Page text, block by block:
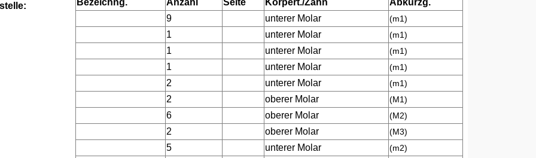
Bezeichng.
Anzahl Seite Körpert./Zahn
Abkürzg.
9
unterer Molar (m1)
1 unterer Molar (m1)
1 unterer Molar (m1)
1 unterer Molar (m1)
2 unterer Molar (m1)
2 oberer Molar (M1)
6 oberer Molar (M2)
2 oberer Molar (M3)
5 unterer Molar (m2)